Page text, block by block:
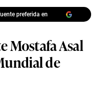
preferida en
Mostafa Asal
de